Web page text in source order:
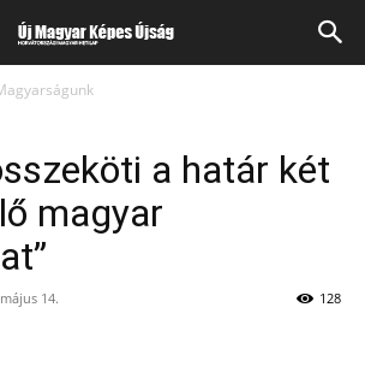
a határ két
magyar
14. 128